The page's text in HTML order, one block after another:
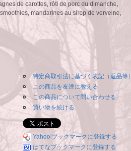
de carottes, rôti de porc du dimanche,
mandarines au sirop de verveine,
特定商取引法に基づく表記（返品等）
この商品を友達に教える
この商品について問い合わせる
買い物を続ける
Yahoo!ブックマークに登録する
はてなブックマークに登録する